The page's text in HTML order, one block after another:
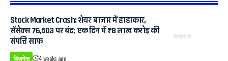
बिज़नेस
Stock Market Crash: शेयर बाजार में हाहाकार,
सेंसेक्स 76,503 पर बंद; एक दिन में ₹8 लाख करोड़ की
संपत्ति साफ
बिज़नेस 4 weeks ago